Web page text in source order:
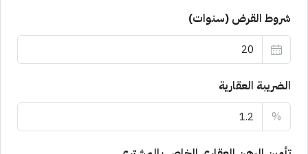
شروط القرض (سنوات)
الضريبة العقارية
%